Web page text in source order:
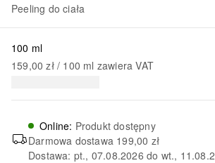
Peeling do ciała
100 ml
159,00 zł / 100 ml zawiera VAT
Online: Produkt dostępny
Darmowa dostawa 199,00 zł
Dostawa: pt., 07.08.2026 do wt.,